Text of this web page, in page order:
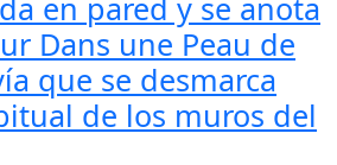
en pared y se anota
Dans une Peau de
que se desmarca
de los muros del